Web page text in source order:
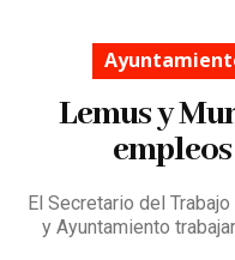
Lemus y
⁠El Secretario del
y Ayuntamiento